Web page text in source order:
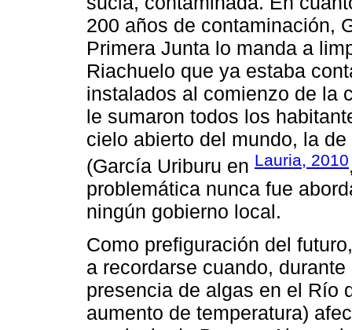
200 años de contaminación,
Primera Junta lo manda a
Riachuelo que ya estaba
instalados al comienzo de la
le sumaron todos los
cielo abierto del mundo, la
(García Uriburu en Lauria, 2010
problemática nunca fue
ningún gobierno local.
Como prefiguración del
a recordarse cuando,
presencia de algas en el Río
aumento de temperatura)